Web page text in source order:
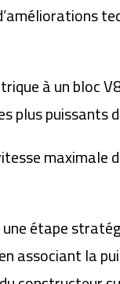
à un bloc
plus puissants
maximale
étape
associant la